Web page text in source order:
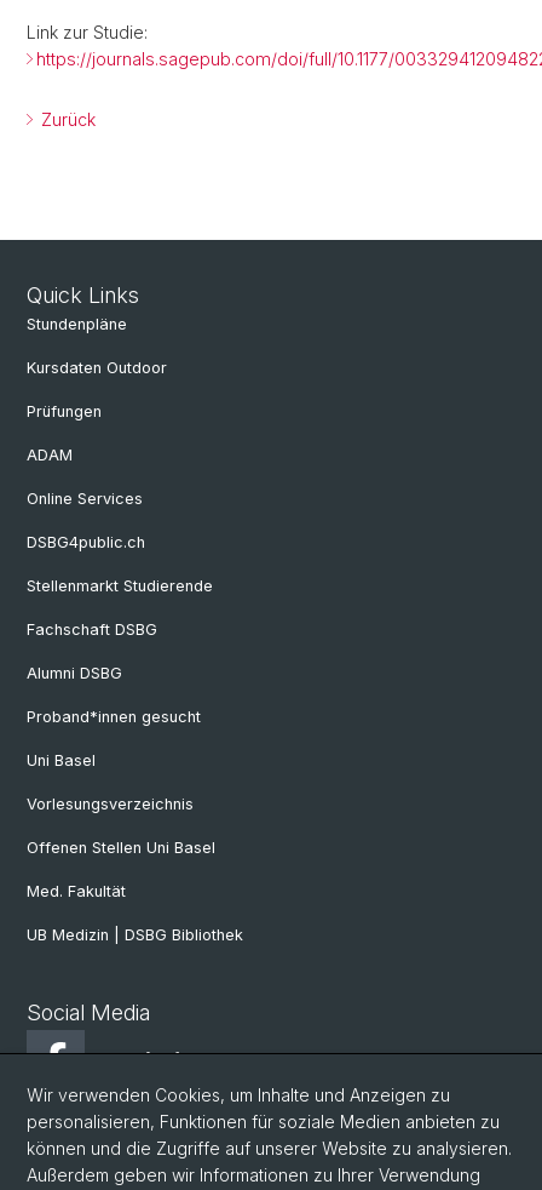
Link zur Studie:
https://journals.sagepub.com/doi/full/10.1177/
Zurück
Quick Links
Stundenpläne
Kursdaten Outdoor
Prüfungen
ADAM
Online Services
DSBG4public.ch
Stellenmarkt Studierende
Fachschaft DSBG
Alumni DSBG
Proband*innen gesucht
Uni Basel
Vorlesungsverzeichnis
Offenen Stellen Uni Basel
Med. Fakultät
UB Medizin | DSBG Bibliothek
Social Media
Facebook
Twitter
Wir verwenden Cookies, um Inhalte und Anzeigen zu
personalisieren, Funktionen für soziale Medien anbieten zu
können und die Zugriffe auf unserer Website zu analysieren.
Außerdem geben wir Informationen zu Ihrer Verwendung